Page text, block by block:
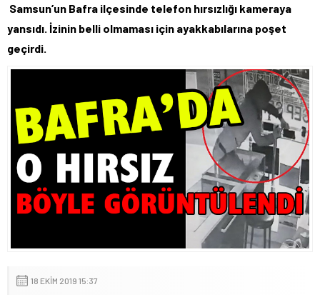
55,1152
Samsun’un Bafra ilçesinde telefon hırsızlığı kameraya
yansıdı. İzinin belli olmaması için ayakkabılarına poşet
geçirdi.
18 EKIM 2019 15:37